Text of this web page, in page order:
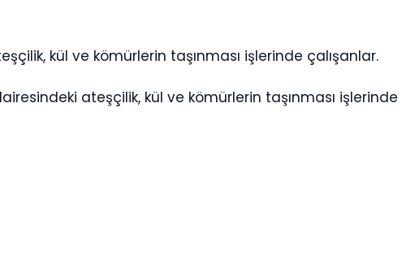
kül ve kömürlerin taşınması işlerinde çalışanlar.
ateşçilik, kül ve kömürlerin taşınması işlerinde